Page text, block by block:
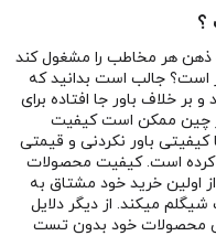
؟
هر مخاطب را مشغول کند
این است که برند شیگلم ساخت کدام کشور است؟ جالب است بدانید که
خلاف باور جا افتاده برای
چین ممکن است کیفیت
باور نکردنی و قیمتی
است. کیفیت محصولات
اولین خرید خود مشتاق به
خرید های بعدی و امتحان تمامی محصولات شیگلم میکند. از دیگر دلایل
محصولات خود بدون تست